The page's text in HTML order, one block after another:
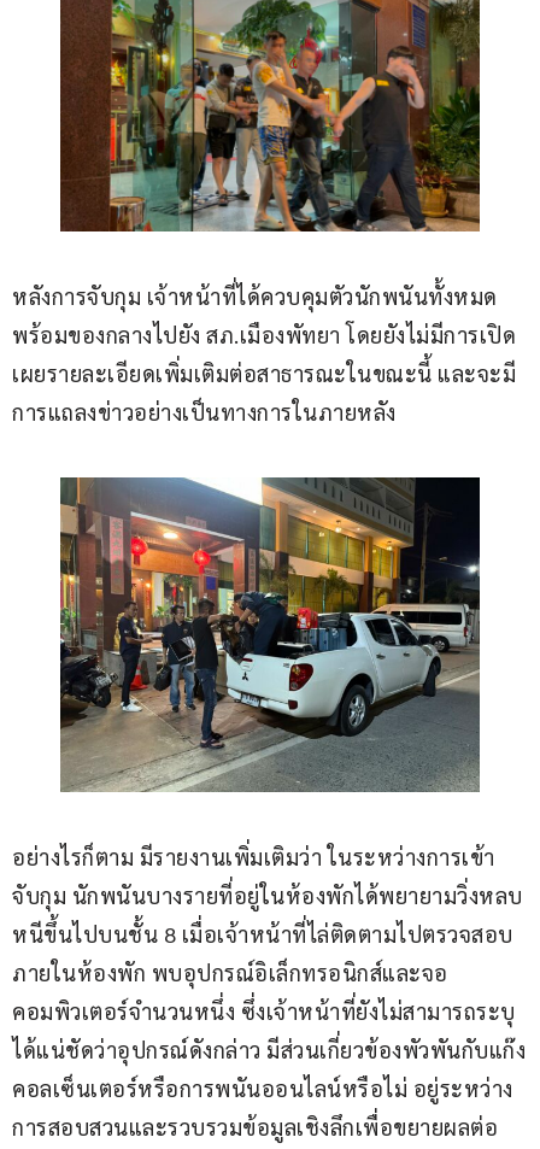
หลังการจับกุม เจ้าหน้าที่ได้ควบคุมตัวนักพนันทั้งหมด
พร้อมของกลางไปยัง สภ.เมืองพัทยา โดยยังไม่มีการเปิด
เผยรายละเอียดเพิ่มเติมต่อสาธารณะในขณะนี้ และจะมี
การแถลงข่าวอย่างเป็นทางการในภายหลัง
อย่างไรก็ตาม มีรายงานเพิ่มเติมว่า ในระหว่างการเข้า
จับกุม นักพนันบางรายที่อยู่ในห้องพักได้พยายามวิ่งหลบ
หนีขึ้นไปบนชั้น 8 เมื่อเจ้าหน้าที่ไล่ติดตามไปตรวจสอบ
ภายในห้องพัก พบอุปกรณ์อิเล็กทรอนิกส์และจอ
คอมพิวเตอร์จำนวนหนึ่ง ซึ่งเจ้าหน้าที่ยังไม่สามารถระบุ
ได้แน่ชัดว่าอุปกรณ์ดังกล่าว มีส่วนเกี่ยวข้องพัวพันกับแก๊ง
คอลเซ็นเตอร์หรือการพนันออนไลน์หรือไม่ อยู่ระหว่าง
การสอบสวนและรวบรวมข้อมูลเชิงลึกเพื่อขยายผลต่อ